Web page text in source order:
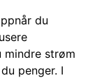
du
mindre strøm
penger. I